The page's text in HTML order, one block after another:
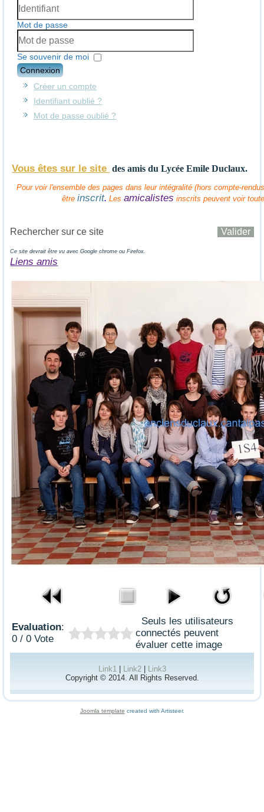
Mot de passe
Se souvenir de moi
Connexion
Créer un compte
Identifiant oublié ?
Mot de passe oublié ?
Vous êtes sur le site des amis du Lycée Emile Duclaux.
Pour voir l'ensemble des pages dans leur intégralité (hors compte-
être inscrit. Les amicalistes inscrits peuvent voir
Ce site devrait être vu avec Google chrome ou Firefox.
Liens amis
Evaluation:
0 / 0 Vote
Seuls les utilisateurs
connectés peuvent
évaluer cette image
Link1| Link2|
Link3
Copyright © 2014. All Rights Reserved.
Joomla template created with Artisteer.